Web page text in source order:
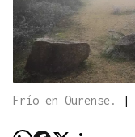
Frío en Ourense. |